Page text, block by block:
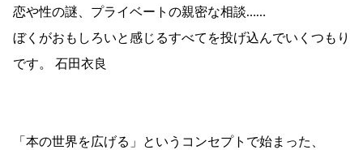
恋や性の謎、プライベートの親密な相談……
ぼくがおもしろいと感じるすべてを投げ込んでいくつもり
です。 石田衣良
「本の世界を広げる」というコンセプトで始まった、